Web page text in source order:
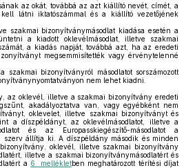
az okát, továbbá az azt kiállító nevét, címét, a
látni iktatószámmal és a kiállító vezetőjének
szakmai bizonyítványmásodlat kiadása esetén a
a kiadott oklevélmásodlat, illetve szakmai
a kiadás napját, továbbá azt, ha az eredeti
megsemmisítették vagy érvénytelenné
szakmai bizonyítványról másodlatot sorszámozott
nem lehet kiadni.
az oklevél, illetve a szakmai bizonyítvány eredeti
akadályoztatva van, vagy egyébként nem
oklevelet, illetve szakmai bizonyítványt és
a díszpéldányt, az oklevélmásodlatot, illetve a
és az Europasskiegészítő-másodlatot a
szerv állítja ki. A díszpéldány második és minden
oklevél, illetve szakmai bizonyítvány
illetve a szakmai bizonyítványmásodlatért és
a 6. mellékletben meghatározott térítési díjat